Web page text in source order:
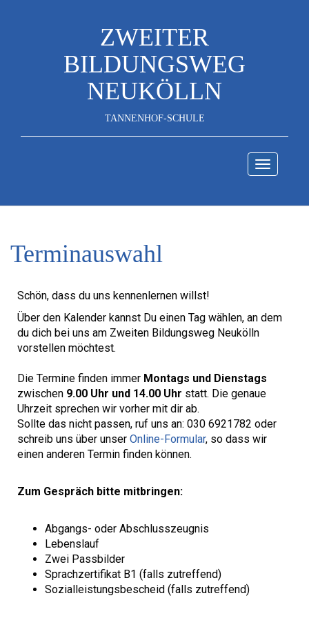
ZWEITER
BILDUNGSWEG
NEUKÖLLN
TANNENHOF-SCHULE
Terminauswahl
Schön, dass du uns kennenlernen willst!
Über den Kalender kannst Du einen Tag wählen, an dem
du dich bei uns am Zweiten Bildungsweg Neukölln
vorstellen möchtest.
Die Termine finden immer Montags und Dienstags
zwischen 9.00 Uhr und 14.00 Uhr statt. Die genaue
Uhrzeit sprechen wir vorher mit dir ab.
Sollte das nicht passen, ruf uns an: 030 6921782 oder
schreib uns über unser Online-Formular, so dass wir
einen anderen Termin finden können.
Zum Gespräch bitte mitbringen:
Abgangs- oder Abschlusszeugnis
Lebenslauf
Zwei Passbilder
Sprachzertifikat B1 (falls zutreffend)
Sozialleistungsbescheid (falls zutreffend)